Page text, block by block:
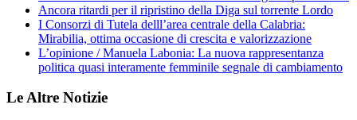
Ancora ritardi per il ripristino della Diga sul torrente Lordo
I Consorzi di Tutela delll’area centrale della Calabria:
Mirabilia, ottima occasione di crescita e valorizzazione
L’opinione / Manuela Labonia: La nuova rappresentanza
politica quasi interamente femminile segnale di cambiamento
Le Altre Notizie